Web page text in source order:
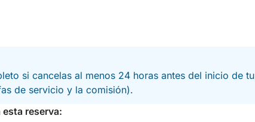
si cancelas al menos 24 horas antes del inicio de tu
de servicio y la comisión).
reserva: